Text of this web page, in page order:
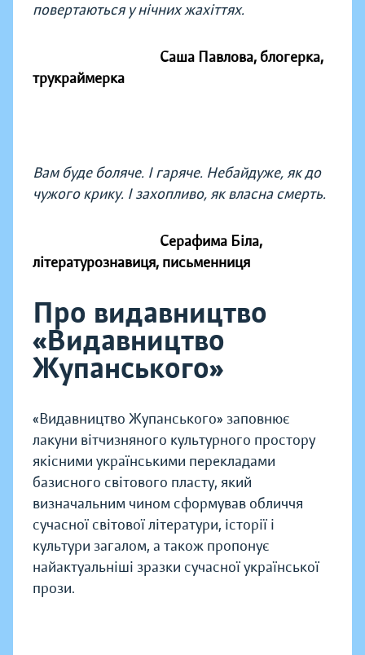
повертаються у нічних жахіттях.
Саша Павлова, блогерка,
трукраймерка
Вам буде боляче. І гаряче. Небайдуже, як до
чужого крику. І захопливо, як власна смерть.
Серафима Біла,
літературознавиця, письменниця
Про видавництво
«Видавництво
Жупанського»
«Видавництво Жупанського» заповнює
лакуни вітчизняного культурного простору
якісними українськими перекладами
базисного світового пласту, який
визначальним чином сформував обличчя
сучасної світової літератури, історії і
культури загалом, а також пропонує
найактуальніші зразки сучасної української
прози.